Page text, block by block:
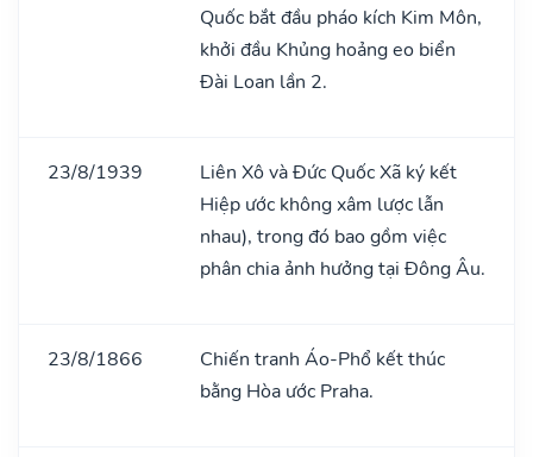
Quốc bắt đầu pháo kích Kim Môn,
khởi đầu Khủng hoảng eo biển
Đài Loan lần 2.
23/8/1939
Liên Xô và Đức Quốc Xã ký kết
Hiệp ước không xâm lược lẫn
nhau), trong đó bao gồm việc
phân chia ảnh hưởng tại Đông Âu.
23/8/1866
Chiến tranh Áo-Phổ kết thúc
bằng Hòa ước Praha.